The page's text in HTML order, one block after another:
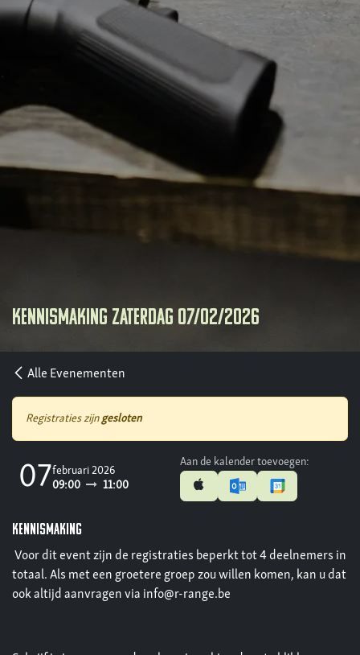
Kennismaking zaterdag 07/02/2026
Alle Evenementen
Registraties zijngesloten
07februari 2026
09:00
11:00
Aan de kalender toevoegen:
KENNISMAKING
Voor dit event zijn de registraties beperkt tot 4 deelnemers in
totaal. Als met een groetere groep zou willen komen, kan u dat
ook altijd aanvragen via info@r-range.be